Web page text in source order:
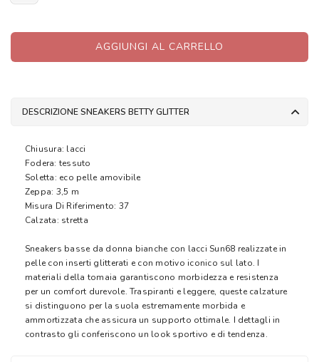
AGGIUNGI AL CARRELLO
DESCRIZIONE SNEAKERS BETTY GLITTER
Chiusura: lacci
Fodera: tessuto
Soletta: eco pelle amovibile
Zeppa: 3,5 m
Misura Di Riferimento: 37
Calzata: stretta
Sneakers basse da donna bianche con lacci Sun68 realizzate in
pelle con inserti glitterati e con motivo iconico sul lato. I
materiali della tomaia garantiscono morbidezza e resistenza
per un comfort durevole. Traspiranti e leggere, queste calzature
si distinguono per la suola estremamente morbida e
ammortizzata che assicura un supporto ottimale. I dettagli in
contrasto gli conferiscono un look sportivo e di tendenza.